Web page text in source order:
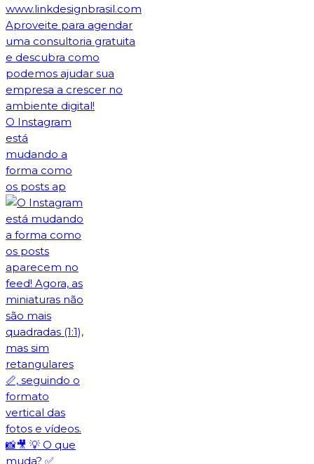
O Instagram
está
mudando a
forma como
os posts ap